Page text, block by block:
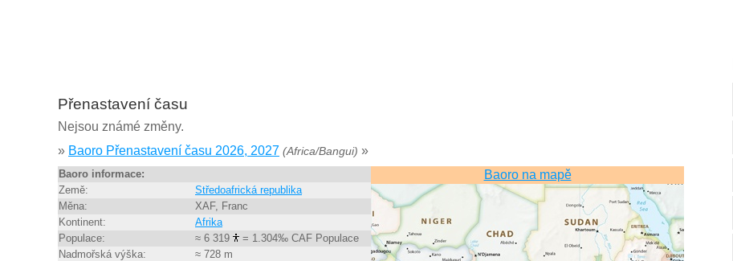
Přenastavení času
Nejsou známé změny.
» Baoro Přenastavení času 2026, 2027 (Africa/Bangui) »
Baoro informace:
Země:
Středoafrická republika
Měna:
XAF, Franc
Kontinent:
Afrika
Populace:
≈ 6 319
= 1.304‰ CAF Populace
Nadmořská výška:
≈ 728 m
Baoro na mapě